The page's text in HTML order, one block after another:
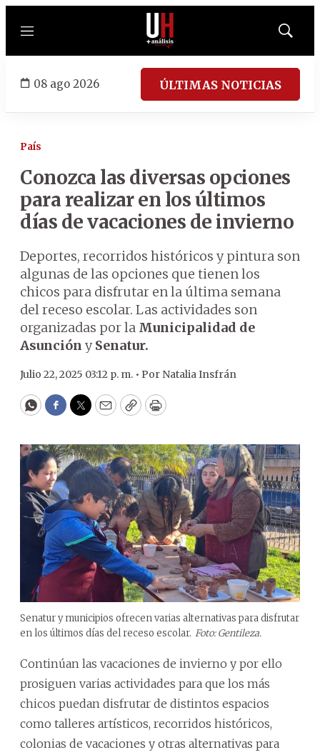
Menú
Mostrar
08 ago 2026 ÚLTIMAS NOTICIAS
País
Conozca las diversas opciones
para realizar en los últimos
días de vacaciones de invierno
Deportes, recorridos históricos y pintura son
algunas de las opciones que tienen los
chicos para disfrutar en la última semana
del receso escolar. Las actividades son
organizadas por la Municipalidad de
Asunción ySenatur.
Julio 22, 2025 03:12 p. m. • Por Natalia Insfrán
WhatsApp
Facebook
Twitter
EmailCopyPrint
Senatur y municipios ofrecen varias alternativas para disfrutar
en los últimos días del receso escolar. Foto: Gentileza.
Continúan las vacaciones de invierno y por ello
prosiguen varias actividades para que los más
chicos puedan disfrutar de distintos espacios
como talleres artísticos, recorridos históricos,
colonias de vacaciones y otras alternativas para